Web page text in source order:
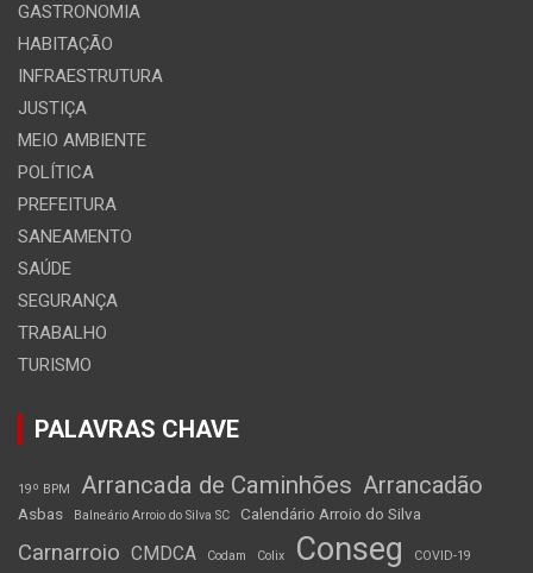
GASTRONOMIA
HABITAÇÃO
INFRAESTRUTURA
JUSTIÇA
MEIO AMBIENTE
POLÍTICA
PREFEITURA
SANEAMENTO
SAÚDE
SEGURANÇA
TRABALHO
TURISMO
PALAVRAS CHAVE
19º BPM Arrancada de Caminhões Arrancadão
Asbas Balneário Arroio do Silva SC Calendário Arroio do Silva
Carnarroio CMDCA Codam Colix Conseg COVID-19